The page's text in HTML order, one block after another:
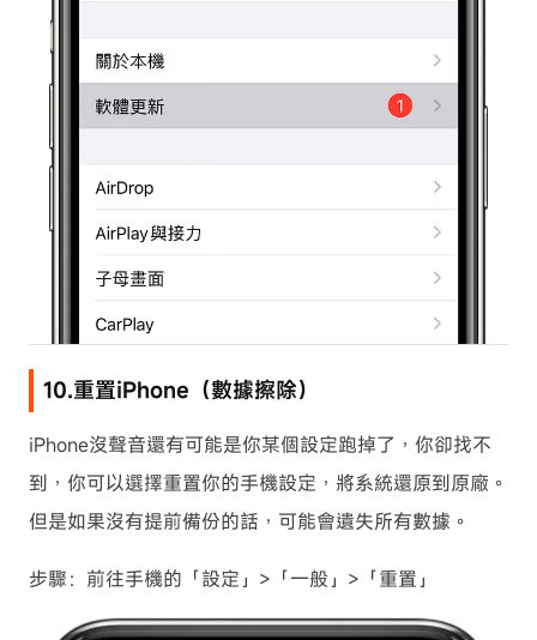
10.重置iPhone（數據擦除）
iPhone沒聲音還有可能是你某個設定跑掉了，你卻找不
到，你可以選擇重置你的手機設定，將系統還原到原廠。
但是如果沒有提前備份的話，可能會遺失所有數據。
步驟：前往手機的「設定」>「一般」>「重置」